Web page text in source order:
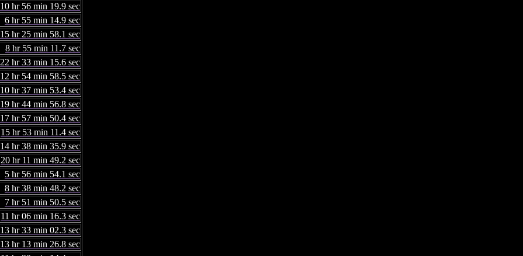
10 hr 56 min 19.9 sec
6 hr 55 min 14.9 sec
15 hr 25 min 58.1 sec
8 hr 55 min 11.7 sec
22 hr 33 min 15.6 sec
12 hr 54 min 58.5 sec
10 hr 37 min 53.4 sec
19 hr 44 min 56.8 sec
17 hr 57 min 50.4 sec
15 hr 53 min 11.4 sec
14 hr 38 min 35.9 sec
20 hr 11 min 49.2 sec
5 hr 56 min 54.1 sec
8 hr 38 min 48.2 sec
7 hr 51 min 50.5 sec
11 hr 06 min 16.3 sec
13 hr 33 min 02.3 sec
13 hr 13 min 26.8 sec